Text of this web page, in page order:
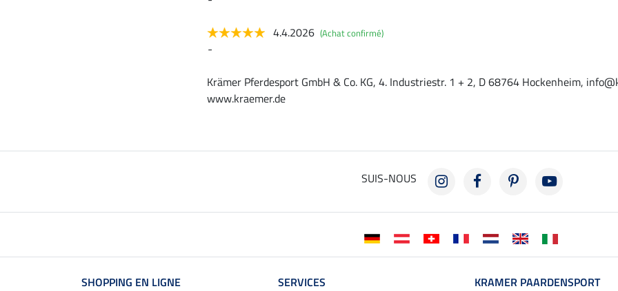
4.4.2026 (Achat confirmé)
-
Krämer Pferdesport GmbH & Co. KG, 4. Industriestr. 1 + 2, D 68764 Hockenheim,
www.kraemer.de
SUIS-NOUS
SHOPPING EN LIGNE SERVICES KRAMER PAARDENSPORT